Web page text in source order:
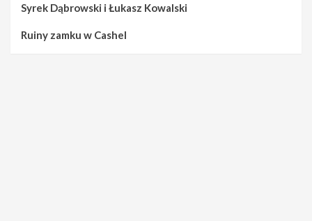
Syrek Dąbrowski i Łukasz Kowalski
Ruiny zamku w Cashel